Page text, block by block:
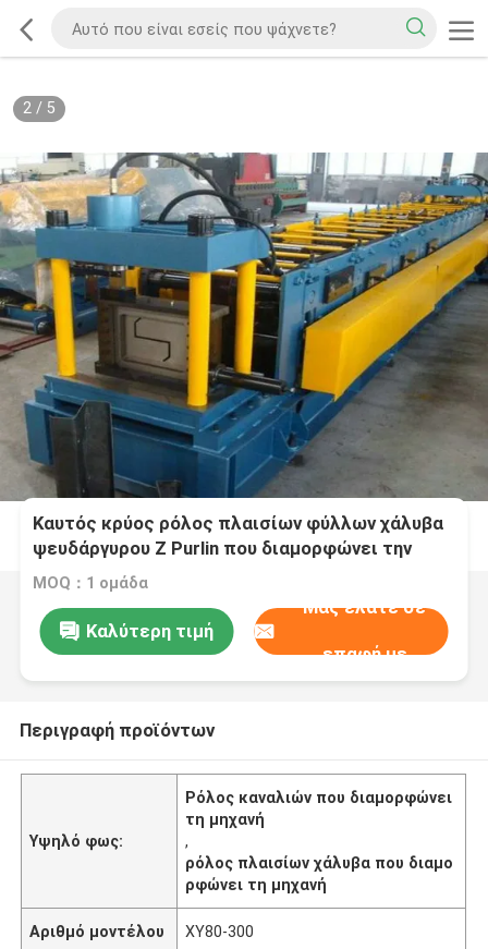
2/ 5
Καυτός κρύος ρόλος πλαισίων φύλλων χάλυβα
ψευδάργυρου Ζ Purlin που διαμορφώνει την
υποστήριξη σπιτιών μηχανών
MOQ：1 ομάδα
Καλύτερη τιμή
Μας ελάτε σε
επαφή με
Περιγραφή προϊόντων
Υψηλό φως:
Ρόλος καναλιών που διαμορφώνει
τη μηχανή
,
ρόλος πλαισίων χάλυβα που διαμο
ρφώνει τη μηχανή
Αριθμό μοντέλου XY80-300